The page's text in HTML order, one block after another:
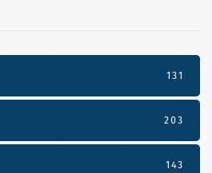
131
203
143